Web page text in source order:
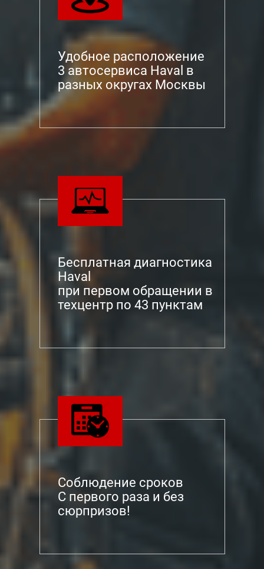
Удобное расположение
3 автосервиса Haval в
разных округах Москвы
Бесплатная диагностика
Haval
при первом обращении в
техцентр по 43 пунктам
Соблюдение сроков
С первого раза и без
сюрпризов!